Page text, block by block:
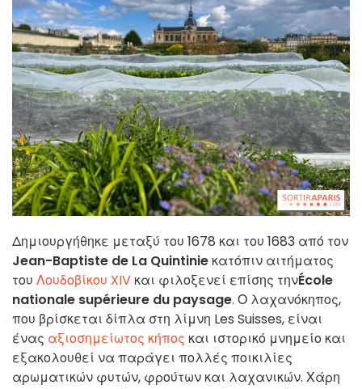
Δημιουργήθηκε μεταξύ του 1678 και του 1683 από τον
Jean-Baptiste de La Quintinie κατόπιν αιτήματος
του Λουδοβίκου XIV και φιλοξενεί επίσης τηνÉcole
nationale supérieure du paysage. Ο λαχανόκηπος,
που βρίσκεται δίπλα στη λίμνη Les Suisses, είναι
ένας αξιοσημείωτος κήπος και ιστορικό μνημείο και
εξακολουθεί να παράγει πολλές ποικιλίες
αρωματικών φυτών, φρούτων και λαχανικών. Χάρη